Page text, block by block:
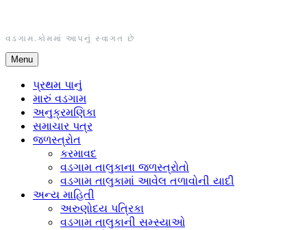
content
વડગામ.કોમમાં આપનું સ્વાગત છે
Menu
પ્રથમ પાનું
મારું વડગામ
અનુક્રમણિકા
સમાચાર પત્ર
જળસ્ત્રોત
કરમાવદ
વડગામ તાલુકાના જળસ્ત્રોતો
વડગામ તાલુકામાં આવેલ તળાવોની યાદી
અન્ય માહિતી
અરુણોદય પત્રિકા
વડગામ તાલુકાની સમ્સ્યાઓ